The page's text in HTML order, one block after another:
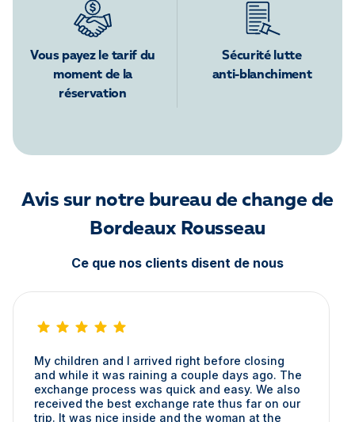
Vous payez le tarif du
moment de la
réservation
Sécurité lutte
anti-blanchiment
Avis sur notre bureau de change de
Bordeaux Rousseau
Ce que nos clients disent de nous
My children and I arrived right before closing
and while it was raining a couple days ago. The
exchange process was quick and easy. We also
received the best exchange rate thus far on our
trip. It was nice inside and the woman at the